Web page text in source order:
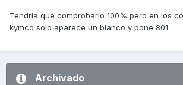
Tendria que comprobarlo 100% pero en los
kymco solo aparece un blanco y pone 801.
Archivado